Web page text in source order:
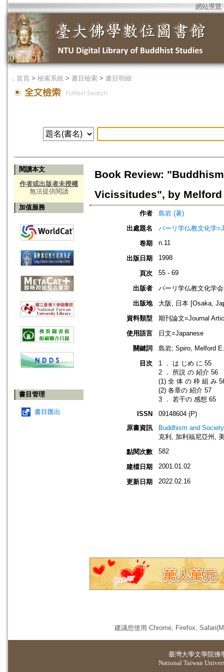
網站導覽
． 首頁 > 檢索系統 > 書目檢索 > 書目明細
閱讀本文
作者或出版者未授權
無法提供閱讀
加值服務
書目管理
書目匯出
Book Review:
Vicissitudes", by Melford
作者
島岩 (著)
出處題名
パーリ学仏教文化学
卷期
n.11
出版日期 1998
頁次 55 - 69
出版者
パーリ学仏教文化学
出版地
大阪, 日本 [Osaka,
資料類型
期刊論文=Journal
使用語言
日文=Japanese
關鍵詞
島岩; Spiro, Melford E.
目次
1 ． は じめ に 55
2 ． 所説 の 紹介 56
(1) 全 体 の 枠 組 み
(2) 各章の 紹介 57
3 ． 若干の 感想 65
ISSN
09148604 (P)
原書資訊
Buddhism and
克利, 加利福尼亞州,
點閱次數
582
建檔日期 2001.01.02
更新日期 2022.02.16
建議您使用 Chrome, Firefox,
臺灣大學文學院佛
National Taiwan